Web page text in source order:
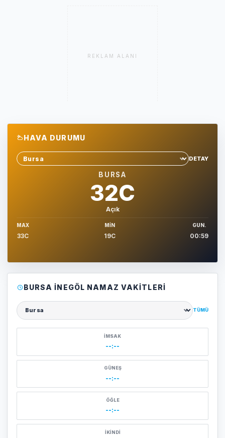
REKLAM ALANI
HAVA DURUMU
Sehir sec
DETAY
BURSA
32C
Açık
MAX
33C
MIN
19C
GUN.
00:59
BURSA İNEGÖL NAMAZ VAKITLERI
Şehir seçin
TÜMÜ
İMSAK
--:--
GÜNEŞ
--:--
ÖĞLE
--:--
İKINDI